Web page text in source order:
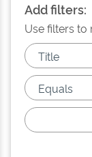
Add filters:
Use filters to